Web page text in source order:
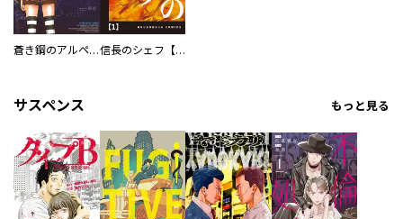
蒼き鋼のアルペジオ 信長のシェフ【単話版】
サスペンス もっと見る